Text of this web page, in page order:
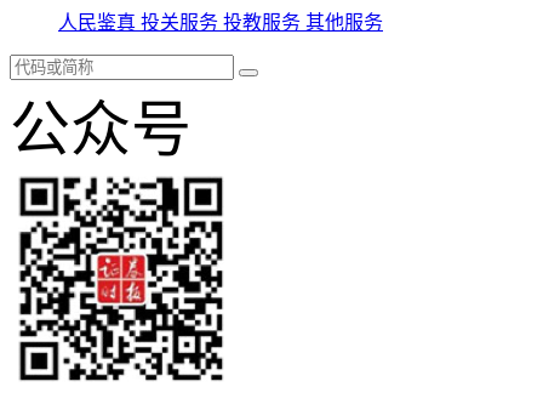
人民鉴真 投关服务 投教服务 其他服务
公众号